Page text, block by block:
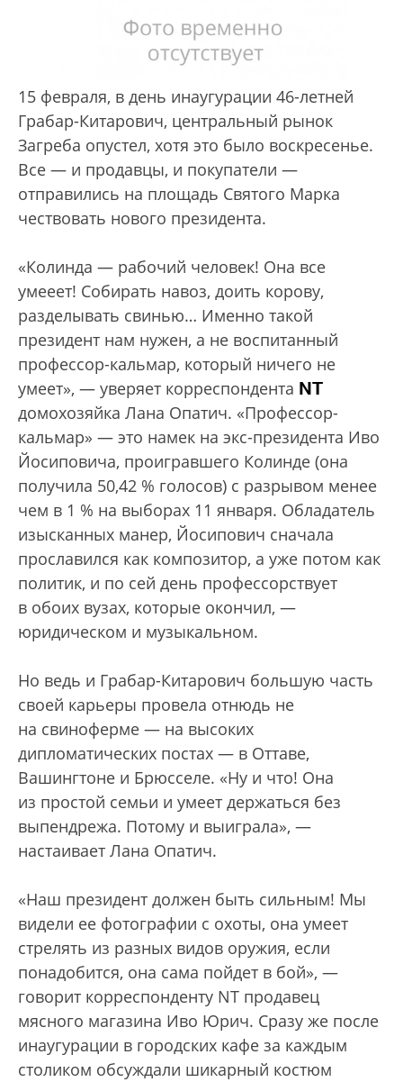
15 февраля, в день инаугурации 46-летней
Грабар-Китарович, центральный рынок
Загреба опустел, хотя это было воскресенье.
Все — и продавцы, и покупатели —
отправились на площадь Святого Марка
чествовать нового президента.
«Колинда — рабочий человек! Она все
умееет! Собирать навоз, доить корову,
разделывать свинью… Именно такой
президент нам нужен, а не воспитанный
профессор-кальмар, который ничего не
умеет», — уверяет корреспондента NT
домохозяйка Лана Опатич. «Профессор-
кальмар» — это намек на экс-президента Иво
Йосиповича, проигравшего Колинде (она
получила 50,42 % голосов) с разрывом менее
чем в 1 % на выборах 11 января. Обладатель
изысканных манер, Йосипович сначала
прославился как композитор, а уже потом как
политик, и по сей день профессорствует
в обоих вузах, которые окончил, —
юридическом и музыкальном.
Но ведь и Грабар-Китарович большую часть
своей карьеры провела отнюдь не
на свиноферме — на высоких
дипломатических постах — в Оттаве,
Вашингтоне и Брюсселе. «Ну и что! Она
из простой семьи и умеет держаться без
выпендрежа. Потому и выиграла», —
настаивает Лана Опатич.
«Наш президент должен быть сильным! Мы
видели ее фотографии с охоты, она умеет
стрелять из разных видов оружия, если
понадобится, она сама пойдет в бой», —
говорит корреспонденту NT продавец
мясного магазина Иво Юрич. Сразу же после
инаугурации в городских кафе за каждым
столиком обсуждали шикарный костюм